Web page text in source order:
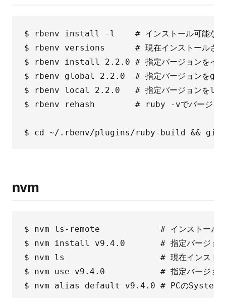
$ rbenv install -l    # インストール可能なバー
$ rbenv versions      # 現在インストールされて
$ rbenv install 2.2.0 # 指定バージョンをイン
$ rbenv global 2.2.0  # 指定バージョンを
$ rbenv local 2.2.0   # 指定バージョンをlocal
$ rbenv rehash        # ruby -vでバージョン変
nvm
$ nvm ls-remote            # インストール可能
$ nvm install v9.4.0       # 指定バージョンをイ
$ nvm ls                   # 現在インストールさ
$ nvm use v9.4.0           # 指定バージョン